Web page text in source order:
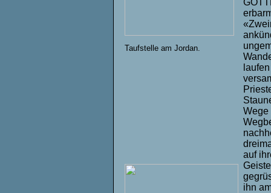
Taufstelle am Jordan.
Wege
auf
ihn